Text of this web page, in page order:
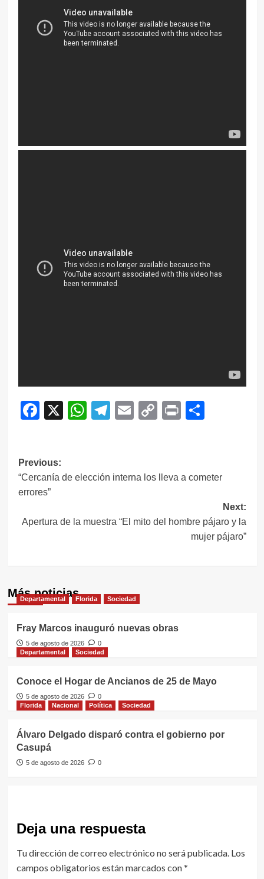
Facebook
X WhatsApp
Telegram
EmailCopy
Print
Navegación
de
Previous:
“Cercanía de elección interna los lleva a cometer
errores”
Next:
Apertura de la muestra “El mito del hombre pájaro y la
mujer pájaro”
Más noticias
Departamental Florida Sociedad
Fray Marcos inauguró nuevas obras
5 de agosto de 2026
0
Departamental
Sociedad
Conoce el Hogar de Ancianos de 25 de Mayo
5 de agosto de 2026
0
Florida
Nacional Política Sociedad
Álvaro Delgado disparó contra el gobierno por
Casupá
5 de agosto de 2026 0
Deja una respuesta
Tu dirección de correo electrónico no será publicada. Los
campos obligatorios están marcados con*